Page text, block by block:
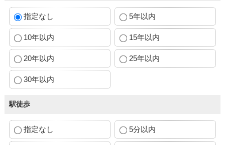
指定なし 5年以内
10年以内 15年以内
20年以内 25年以内
30年以内
駅徒歩
指定なし 5分以内